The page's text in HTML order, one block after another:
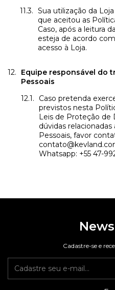
Sua utilização da
que aceitou as
Caso, após a leitura
esteja de acordo
acesso à Loja.
Equipe responsável do
Pessoais
Caso pretenda
previstos nesta
Leis de Proteção de
dúvidas
Pessoais, favor
Whatsapp: +55 47-
Cadastre-se e